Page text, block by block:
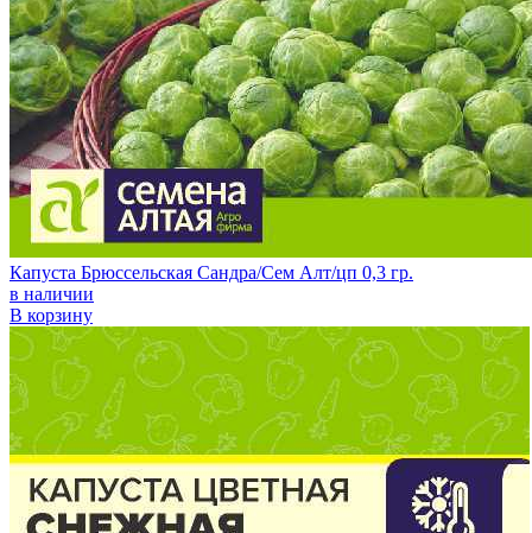
Капуста Брюссельская Сандра/Сем Алт/цп 0,3 гр.
в наличии
В корзину